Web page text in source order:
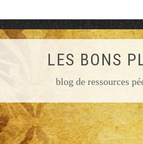
LES BONS
blog de ressources